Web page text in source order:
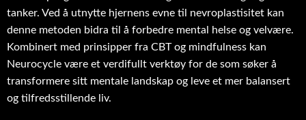
tanker. Ved å utnytte hjernens evne til nevroplastisitet kan
denne metoden bidra til å forbedre mental helse og velvære.
Kombinert med prinsipper fra CBT og mindfulness kan
Neurocycle være et verdifullt verktøy for de som søker å
transformere sitt mentale landskap og leve et mer balansert
og tilfredsstillende liv.